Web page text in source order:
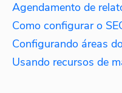
Agendamento de
Como configurar o
Configurando áreas
Usando recursos de